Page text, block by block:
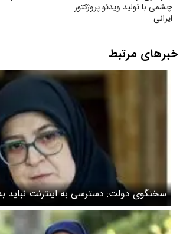
چشمی با تولید ویدئو پروژکتور
ایرانی
خبرهای مرتبط
سخنگوی دولت: دسترسی به اینترنت نباید
برای گروهی محدود تبدیل شود